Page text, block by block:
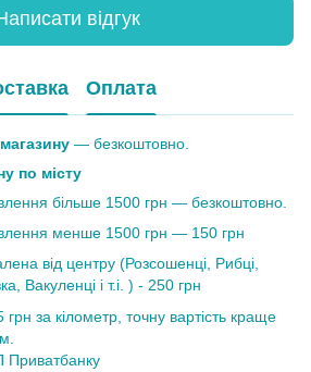
відгук
Оплата
— безкоштовно.
по місту
більше 1500 грн — безкоштовно.
менше 1500 грн — 150 грн
від центру (Розсошенці, Рибці,
Вакуленці і т.і. ) - 250 грн
грн за кілометр, точну вартість краще
Приватбанку